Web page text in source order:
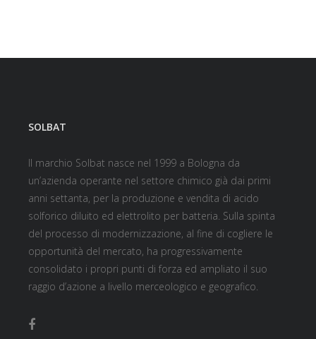
SOLBAT
Il marchio Solbat nasce nel 1999 a Bologna da
un’azienda operante nel settore chimico già dai primi
anni settanta, per la produzione e vendita di acido
solforico diluito ed elettrolito per batteria. Sulla spinta
del processo di modernizzazione, al fine di cogliere le
opportunità del mercato, ha progressivamente
consolidato i propri punti di forza ed ampliato il suo
raggio d’azione a livello merceologico e geografico.